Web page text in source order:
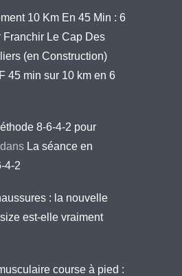
10 Km En 45 Min : 6
Franchir Le Cap Des
(en Construction)
45 min sur 10 km en 6
8-6-4-2 pour
dans La séance en
4-2
: la nouvelle
est-elle vraiment
course à pied :